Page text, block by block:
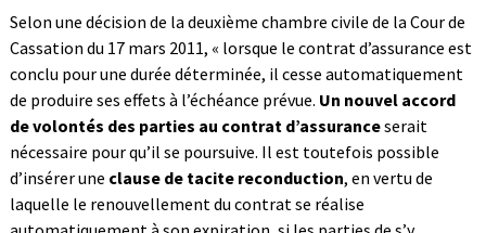
Selon une décision de la deuxième chambre civile de la Cour de
Cassation du 17 mars 2011, « lorsque le contrat d’assurance est
conclu pour une durée déterminée, il cesse automatiquement
de produire ses effets à l’échéance prévue. Un nouvel accord
de volontés des parties au contrat d’assuranceserait
nécessaire pour qu’il se poursuive. Il est toutefois possible
d’insérer une clause de tacite reconduction, en vertu de
laquelle le renouvellement du contrat se réalise